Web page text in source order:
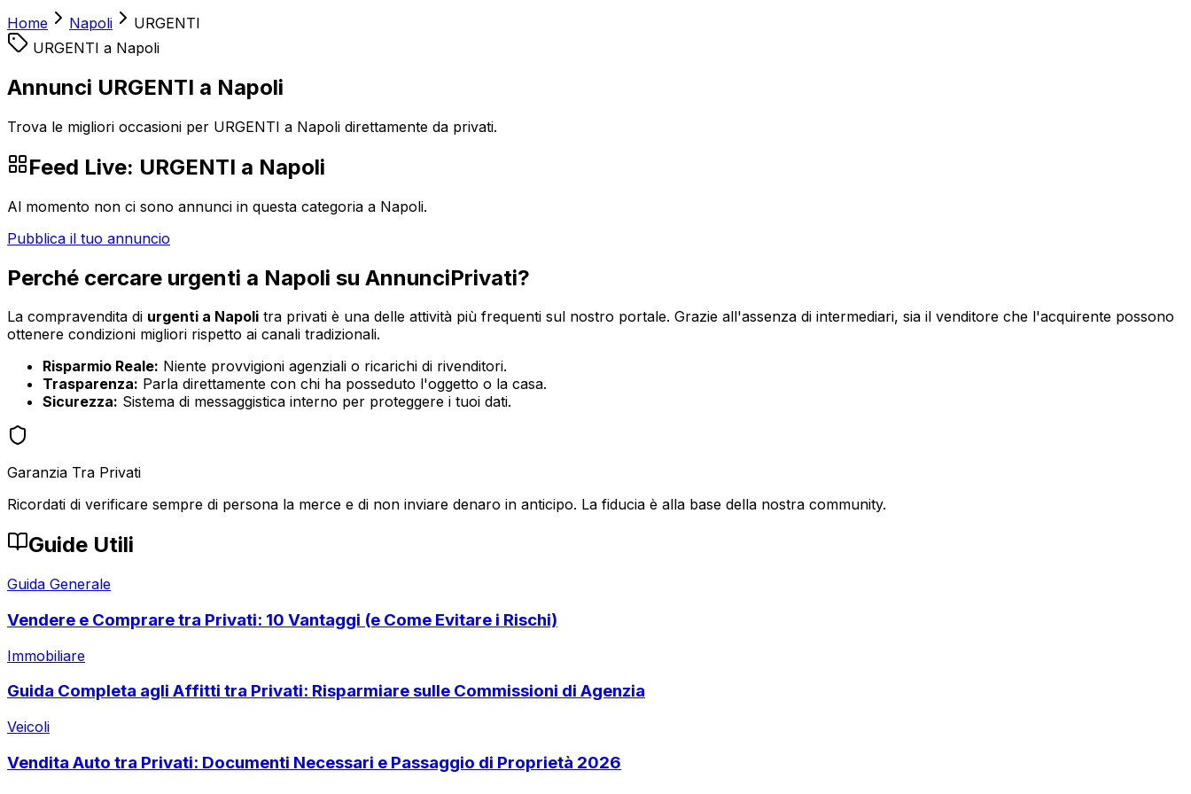
Home Napoli
URGENTI
URGENTI a Napoli
Annunci URGENTI a Napoli
Trova le migliori occasioni per URGENTI a Napoli direttamente da privati.
Feed Live: URGENTI a Napoli
Al momento non ci sono annunci in questa categoria a Napoli.
Pubblica il tuo annuncio
Perché cercare urgenti a Napoli su AnnunciPrivati?
La compravendita di urgenti a Napoli tra privati è una delle attività più frequenti sul nostro portale. Grazie all'assenza di intermediari, sia il venditore che l'acquirente possono
ottenere condizioni migliori rispetto ai canali tradizionali.
Risparmio Reale: Niente provvigioni agenziali o ricarichi di rivenditori.
Trasparenza: Parla direttamente con chi ha posseduto l'oggetto o la casa.
Sicurezza: Sistema di messaggistica interno per proteggere i tuoi dati.
Garanzia Tra Privati
Ricordati di verificare sempre di persona la merce e di non inviare denaro in anticipo. La fiducia è alla base della nostra community.
Guide Utili
Guida Generale
Vendere e Comprare tra Privati: 10 Vantaggi (e Come Evitare i Rischi)
Immobiliare
Guida Completa agli Affitti tra Privati: Risparmiare sulle Commissioni di Agenzia
Veicoli
Vendita Auto tra Privati: Documenti Necessari e Passaggio di Proprietà 2026